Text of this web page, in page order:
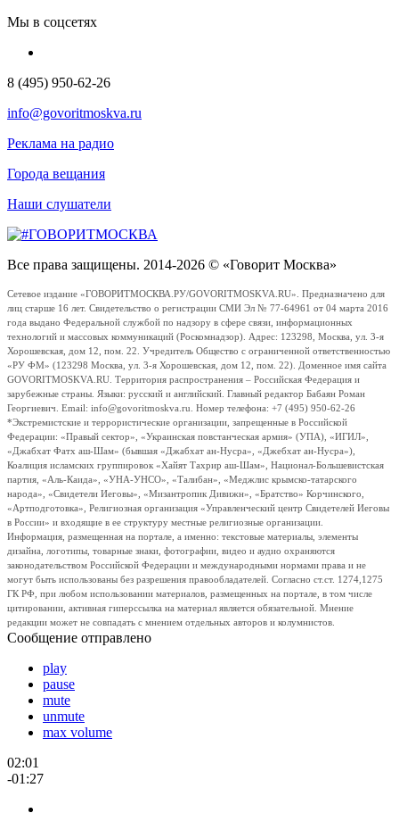
Мы в соцсетях
8 (495) 950-62-26
info@govoritmoskva.ru
Реклама на радио
Города вещания
Наши слушатели
Все права защищены. 2014-2026 © «Говорит Москва»
Сетевое издание «ГОВОРИТМОСКВА.РУ/GOVORITMOSKVA.RU». Предназначено для
лиц старше 16 лет. Свидетельство о регистрации СМИ Эл № 77-64961 от 04 марта 2016
года выдано Федеральной службой по надзору в сфере связи, информационных
технологий и массовых коммуникаций (Роскомнадзор). Адрес: 123298, Москва, ул. 3-я
Хорошевская, дом 12, пом. 22. Учредитель Общество с ограниченной ответственностью
«РУ ФМ» (123298 Москва, ул. 3-я Хорошевская, дом 12, пом. 22). Доменное имя сайта
GOVORITMOSKVA.RU. Территория распространения – Российская Федерация и
зарубежные страны. Языки: русский и английский. Главный редактор Бабаян Роман
Георгиевич. Email: info@govoritmoskva.ru. Номер телефона: +7 (495) 950-62-26
*Экстремистские и террористические организации, запрещенные в Российской
Федерации: «Правый сектор», «Украинская повстанческая армия» (УПА), «ИГИЛ»,
«Джабхат Фатх аш-Шам» (бывшая «Джабхат ан-Нусра», «Джебхат ан-Нусра»),
Коалиция исламских группировок «Хайят Тахрир аш-Шам», Национал-Большевистская
партия, «Аль-Каида», «УНА-УНСО», «Талибан», «Меджлис крымско-татарского
народа», «Свидетели Иеговы», «Мизантропик Дивижн», «Братство» Корчинского,
«Артподготовка», Религиозная организация «Управленческий центр Свидетелей Иеговы
в России» и входящие в ее структуру местные религиозные организации.
Информация, размещенная на портале, а именно: текстовые материалы, элементы
дизайна, логотипы, товарные знаки, фотографии, видео и аудио охраняются
законодательством Российской Федерации и международными нормами права и не
могут быть использованы без разрешения правообладателей. Согласно ст.ст. 1274,1275
ГК РФ, при любом использовании материалов, размещенных на портале, в том числе
цитировании, активная гиперссылка на материал является обязательной. Мнение
редакции может не совпадать с мнением отдельных авторов и колумнистов.
Сообщение отправлено
play
pause
mute
unmute
max volume
02:01
-01:27